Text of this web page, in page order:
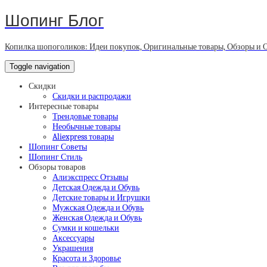
Шопинг Блог
Копилка шопоголиков: Идеи покупок, Оригинальные товары, Обзоры и
Toggle navigation
Скидки
Скидки и распродажи
Интересные товары
Трендовые товары
Необычные товары
Aliexpress товары
Шопинг Советы
Шопинг Стиль
Обзоры товаров
Алиэкспресс Отзывы
Детская Одежда и Обувь
Детские товары и Игрушки
Мужская Одежда и Обувь
Женская Одежда и Обувь
Сумки и кошельки
Аксессуары
Украшения
Красота и Здоровье